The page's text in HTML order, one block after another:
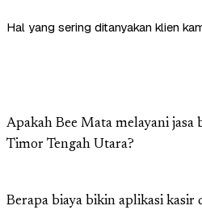
Hal yang sering ditanyakan klien
Apakah Bee Mata melayani jasa
Timor Tengah Utara?
Berapa biaya bikin aplikasi kasir